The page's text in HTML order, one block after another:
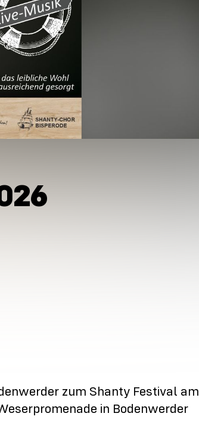
zum Shanty Festival am
in Bodenwerder